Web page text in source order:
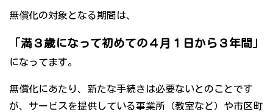
無償化の対象となる期間は、
「満３歳になって初めての４月１日から３年間」
になってます。
無償化にあたり、新たな手続きは必要ないとのことです
が、サービスを提供している事業所（教室など）や市区町